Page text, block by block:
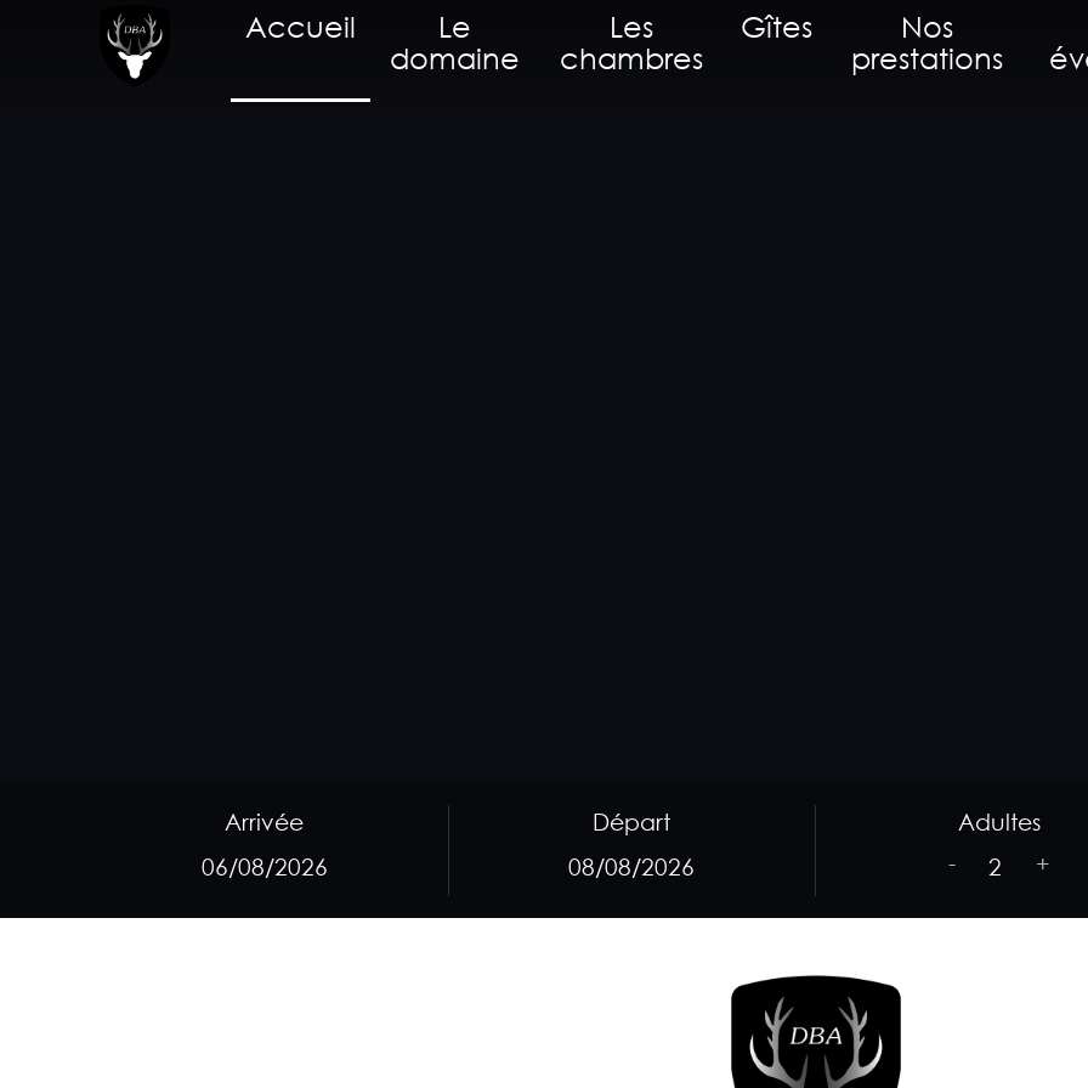
Accueil
Le
domaine
Les
chambres
Gîtes
Nos
prestations
Arrivée Départ
Adultes
-
+